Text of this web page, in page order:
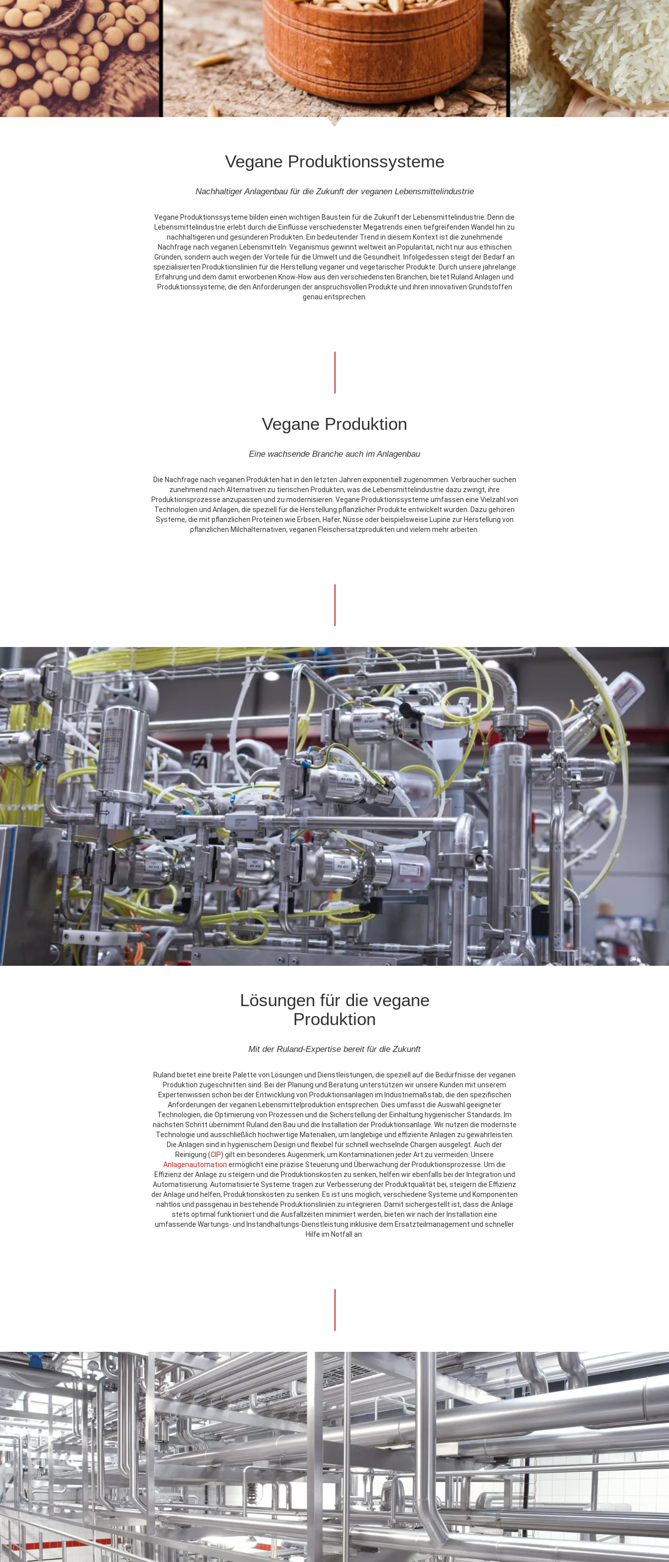
Sonderanlagen
Vegane Produktionssysteme
Nachhaltiger Anlagenbau für die Zukunft der veganen Lebensmittelindustrie
Vegane Produktionssysteme bilden einen wichtigen Baustein für die Zukunft der Lebensmittelindustrie. Denn die
Lebensmittelindustrie erlebt durch die Einflüsse verschiedenster Megatrends einen tiefgreifenden Wandel hin zu
nachhaltigeren und gesünderen Produkten. Ein bedeutender Trend in diesem Kontext ist die zunehmende
Nachfrage nach veganen Lebensmitteln. Veganismus gewinnt weltweit an Popularität, nicht nur aus ethischen
Gründen, sondern auch wegen der Vorteile für die Umwelt und die Gesundheit. Infolgedessen steigt der Bedarf an
spezialisierten Produktionslinien für die Herstellung veganer und vegetarischer Produkte. Durch unsere jahrelange
Erfahrung und dem damit erworbenen Know-How aus den verschiedensten Branchen, bietet Ruland Anlagen und
Produktionssysteme, die den Anforderungen der anspruchsvollen Produkte und ihren innovativen Grundstoffen
genau entsprechen.
Vegane Produktion
Eine wachsende Branche auch im Anlagenbau
Die Nachfrage nach veganen Produkten hat in den letzten Jahren exponentiell zugenommen. Verbraucher suchen
zunehmend nach Alternativen zu tierischen Produkten, was die Lebensmittelindustrie dazu zwingt, ihre
Produktionsprozesse anzupassen und zu modernisieren. Vegane Produktionssysteme umfassen eine Vielzahl von
Technologien und Anlagen, die speziell für die Herstellung pflanzlicher Produkte entwickelt wurden. Dazu gehören
Systeme, die mit pflanzlichen Proteinen wie Erbsen, Hafer, Nüsse oder beispielsweise Lupine zur Herstellung von
pflanzlichen Milchalternativen, veganen Fleischersatzprodukten und vielem mehr arbeiten.
Lösungen für die vegane
Produktion
Mit der Ruland-Expertise bereit für die Zukunft
Ruland bietet eine breite Palette von Lösungen und Dienstleistungen, die speziell auf die Bedürfnisse der veganen
Produktion zugeschnitten sind. Bei der Planung und Beratung unterstützen wir unsere Kunden mit unserem
Expertenwissen schon bei der Entwicklung von Produktionsanlagen im Industriemaßstab, die den spezifischen
Anforderungen der veganen Lebensmittelproduktion entsprechen. Dies umfasst die Auswahl geeigneter
Technologien, die Optimierung von Prozessen und die Sicherstellung der Einhaltung hygienischer Standards. Im
nächsten Schritt übernimmt Ruland den Bau und die Installation der Produktionsanlage. Wir nutzen die modernste
Technologie und ausschließlich hochwertige Materialien, um langlebige und effiziente Anlagen zu gewährleisten.
Die Anlagen sind in hygienischem Design und flexibel für schnell wechselnde Chargen ausgelegt. Auch der
Reinigung (CIP) gilt ein besonderes Augenmerk, um Kontaminationen jeder Art zu vermeiden. Unsere
Anlagenautomation ermöglicht eine präzise Steuerung und Überwachung der Produktionsprozesse. Um die
Effizienz der Anlage zu steigern und die Produktionskosten zu senken, helfen wir ebenfalls bei der Integration und
Automatisierung. Automatisierte Systeme tragen zur Verbesserung der Produktqualität bei, steigern die Effizienz
der Anlage und helfen, Produktionskosten zu senken. Es ist uns möglich, verschiedene Systeme und Komponenten
nahtlos und passgenau in bestehende Produktionslinien zu integrieren. Damit sichergestellt ist, dass die Anlage
stets optimal funktioniert und die Ausfallzeiten minimiert werden, bieten wir nach der Installation eine
umfassende Wartungs- und Instandhaltungs-Dienstleistung inklusive dem Ersatzteilmanagement und schneller
Hilfe im Notfall an.